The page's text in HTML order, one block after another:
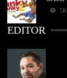
5K
EDITOR